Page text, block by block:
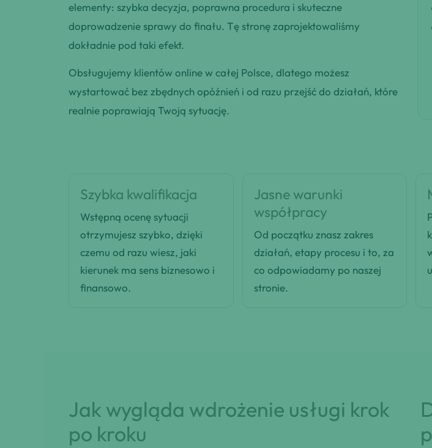
elementy: szybka decyzja, poprawna procedura i skuteczne
doprowadzenie sprawy do finału. Tę stronę zaprojektowaliśmy
dokładnie pod taki efekt.
Obsługujemy klientów online w całej Polsce, dlatego możesz
wystartować bez zbędnych opóźnień i od razu przejść do działań, które
realnie poprawiają Twoją sytuację.
Szybka kwalifikacja
Wstępną ocenę sytuacji
otrzymujesz szybko, dzięki
czemu od razu wiesz, jaki
kierunek ma sens biznesowo i
finansowo.
Jasne warunki
współpracy
Od początku znasz zakres
działań, etapy procesu i to, za
co odpowiadamy po naszej
stronie.
Jak wygląda wdrożenie usługi krok
po kroku